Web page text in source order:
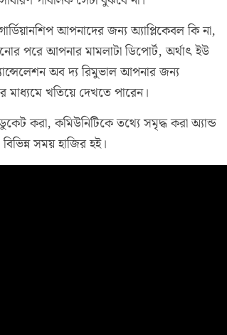
আপনাদের জন্য অ্যাপ্লিকেবল কি না,
পরে আপনার মামলাটা ডিপোর্ট, অর্থাৎ ইউ
অব দ্য রিমুভাল আপনার জন্য
মাধ্যমে খতিয়ে দেখতে পারেন।
করা, কমিউনিটিকে তথ্যে সমৃদ্ধ করা অ্যান্ড
সময় হাজির হই।